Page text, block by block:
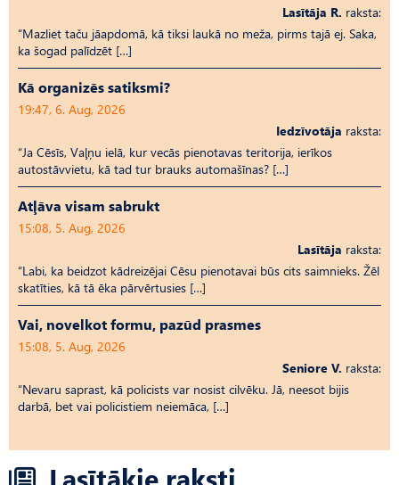
Lasītāja R. raksta:
“Mazliet taču jāapdomā, kā tiksi laukā no meža, pirms tajā ej. Saka,
ka šogad palīdzēt […]
Kā organizēs satiksmi?
19:47, 6. Aug, 2026
Iedzīvotāja raksta:
“Ja Cēsīs, Vaļņu ielā, kur vecās pienotavas teritorija, ierīkos
autostāvvietu, kā tad tur brauks automašīnas? […]
Atļāva visam sabrukt
15:08, 5. Aug, 2026
Lasītāja raksta:
“Labi, ka beidzot kādreizējai Cēsu pienotavai būs cits saimnieks. Žēl
skatīties, kā tā ēka pārvērtusies […]
Vai, novelkot formu, pazūd prasmes
15:08, 5. Aug, 2026
Seniore V. raksta:
“Nevaru saprast, kā policists var nosist cilvēku. Jā, neesot bijis
darbā, bet vai policistiem neiemāca, […]
Lasītākie raksti